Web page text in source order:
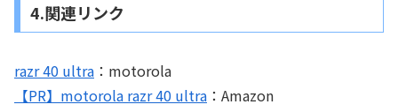
4.関連リンク
razr 40 ultra ：motorola
【PR】motorola razr 40 ultra ：Amazon